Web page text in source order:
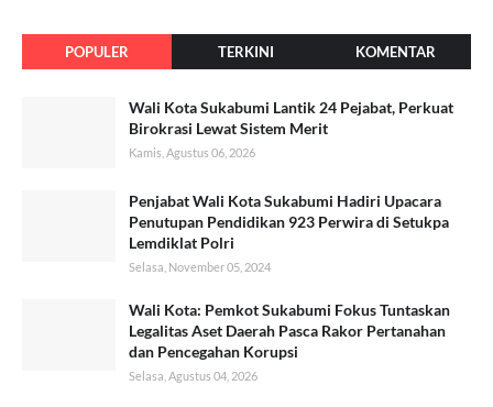
POPULER TERKINI KOMENTAR
Wali Kota Sukabumi Lantik 24 Pejabat, Perkuat
Birokrasi Lewat Sistem Merit
Kamis, Agustus 06, 2026
Penjabat Wali Kota Sukabumi Hadiri Upacara
Penutupan Pendidikan 923 Perwira di Setukpa
Lemdiklat Polri
Selasa, November 05, 2024
Wali Kota: Pemkot Sukabumi Fokus Tuntaskan
Legalitas Aset Daerah Pasca Rakor Pertanahan
dan Pencegahan Korupsi
Selasa, Agustus 04, 2026